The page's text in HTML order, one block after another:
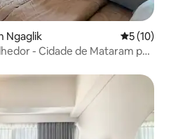
Ngaglik 5 de uma
5 (10)
- Cidade de Mataram por